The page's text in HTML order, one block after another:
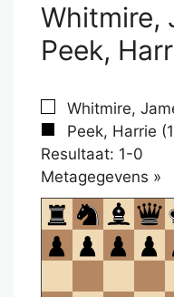
Whitmire,
Peek,
Whitmire,
Peek, Harrie
Resultaat: 1-0
Metagegevens »
te